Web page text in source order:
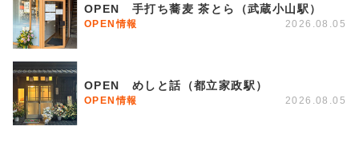
OPEN 手打ち蕎麦 茶とら（武蔵小山駅）
OPEN情報 2026.08.05
OPEN めしと話（都立家政駅）
OPEN情報 2026.08.05